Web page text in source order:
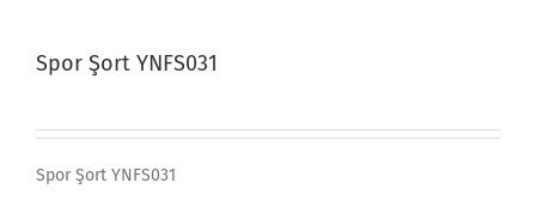
Spor Şort YNFS031
Spor Şort YNFS031